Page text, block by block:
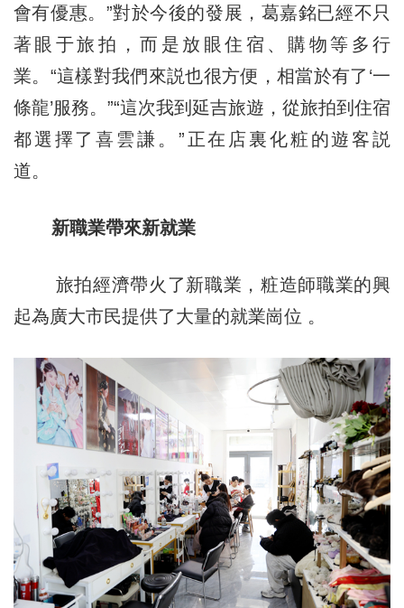
會有優惠。”對於今後的發展，葛嘉銘已經不只
著眼于旅拍，而是放眼住宿、購物等多行
業。“這樣對我們來説也很方便，相當於有了‘一
條龍’服務。”“這次我到延吉旅遊，從旅拍到住宿
都選擇了喜雲謙。”正在店裏化粧的遊客説
道。
新職業帶來新就業
旅拍經濟帶火了新職業，粧造師職業的興
起為廣大市民提供了大量的就業崗位 。